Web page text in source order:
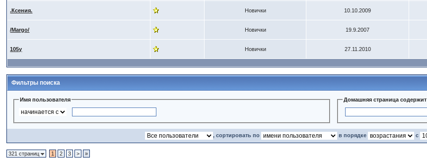
.Ксения. Новички 10.10.2009
/Margo/ Новички 19.9.2007
105y Новички 27.11.2010
Фильтры поиска
Имя пользователя Домашняя страница содержит
, сортировать по в порядке с
321 страниц 1 2 3 > »